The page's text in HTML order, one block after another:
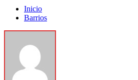
Inicio
Barrios